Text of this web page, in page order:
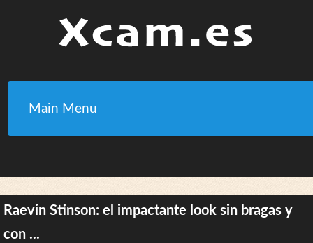
Main Menu
Raevin Stinson: el impactante look sin bragas y
con ...